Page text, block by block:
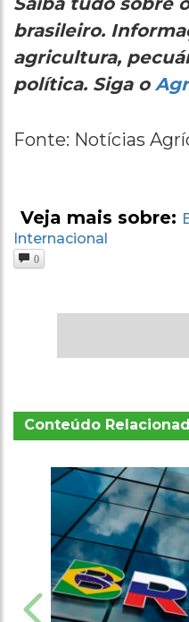
brasileiro.
agricultura,
política. Siga o
Fonte: Notícias
Veja mais sobre:
Internacional
0
Conteúdo